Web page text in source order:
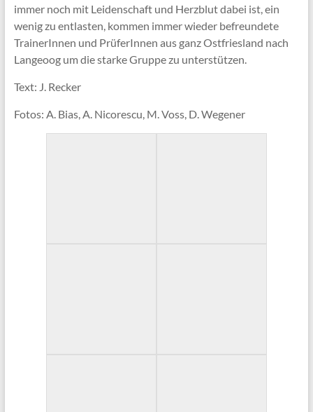
immer noch mit Leidenschaft und Herzblut dabei ist, ein
wenig zu entlasten, kommen immer wieder befreundete
TrainerInnen und PrüferInnen aus ganz Ostfriesland nach
Langeoog um die starke Gruppe zu unterstützen.
Text: J. Recker
Fotos: A. Bias, A. Nicorescu, M. Voss, D. Wegener